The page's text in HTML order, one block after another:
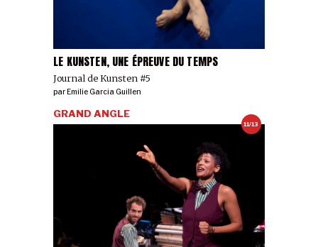
LE KUNSTEN, UNE ÉPREUVE DU TEMPS
Journal de Kunsten #5
par Emilie Garcia Guillen
11/13
GRAND ANGLE